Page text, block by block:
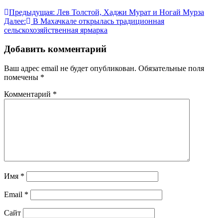
Навигация
по
Предыдущая: Лев Толстой, Хаджи Мурат и Ногай Мурза
Далее:
В Махачкале открылась традиционная
сельскохозяйственная ярмарка
Добавить комментарий
Ваш адрес email не будет опубликован. Обязательные поля
помечены *
Комментарий *
Имя *
Email *
Сайт